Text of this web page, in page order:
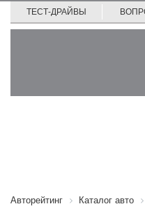
ТЕСТ-ДРАЙВЫ
Авторейтинг Каталог авто